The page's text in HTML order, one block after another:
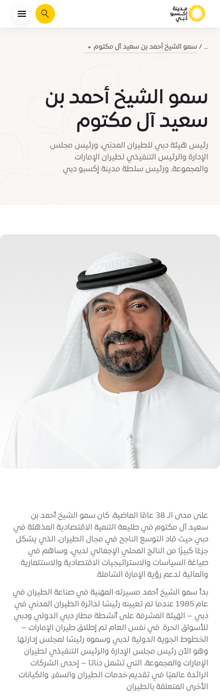
يبحث
... سمو الشيخ أحمد بن سعيد آل مكتوم
سمو الشيخ أحمد بن
سعيد آل مكتوم
رئيس هيئة دبي للطيران المدني، ورئيس مجلس
الإدارة والرئيس التنفيذي لطيران الإمارات
والمجموعة، ورئيس سلطة مدينة إكسبو دبي
على مدى الـ 38 عامًا الماضية، كان سمو الشيخ أحمد بن
سعيد آل مكتوم في طليعة التنمية الاقتصادية المذهلة في
دبي حيث قاد التوسع الناجح في مجال الطيران، الذي يشكل
جزءًا كبيرًا من الناتج المحلي الإجمالي لدبي، وساهم في
صياغة السياسات والاستراتيجيات الاقتصادية والاستثمارية
والمالية لدعم رؤية الإمارة الشاملة.
بدأ سمو الشيخ أحمد مسيرته المهنية في صناعة الطيران في
عام 1985 عندما تم تعيينه رئيسًا لدائرة الطيران المدني في
دبي – الهيئة المشرفة على أنشطة مطار دبي الدولي ودبي
للأسواق الحرة. في نفس العام تم إطلاق طيران الإمارات –
الخطوط الجوية الدولية لدبي وسموه رئيسًا لمجلس إدارتها.
وهو الآن رئيس مجلس الإدارة والرئيس التنفيذي لطيران
الإمارات والمجموعة، التي تشمل دناتا – إحدى الشركات
الرائدة عالميًا في تقديم خدمات الطيران والسفر، والكيانات
الأخرى المتعلقة بالطيران.